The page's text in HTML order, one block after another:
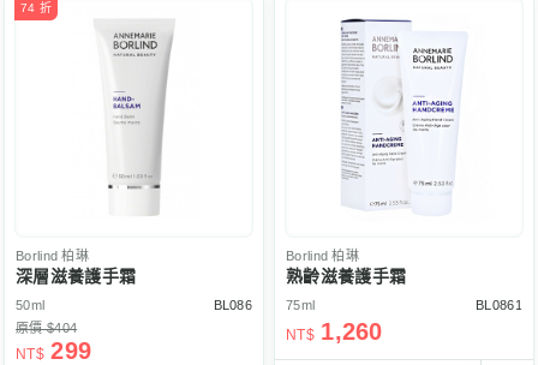
74 折
Borlind 柏琳
深層滋養護手霜
50ml
BL086
原價 $404
NT$ 299
Borlind 柏琳
熟齡滋養護手霜
75ml BL0861
NT$ 1,260